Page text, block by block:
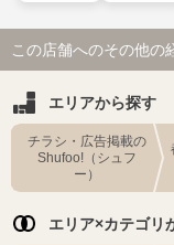
この店舗へのその他の
エリアから探す
チラシ・広告掲載の
Shufoo!（シュフ
ー）
エリア×カテゴリ